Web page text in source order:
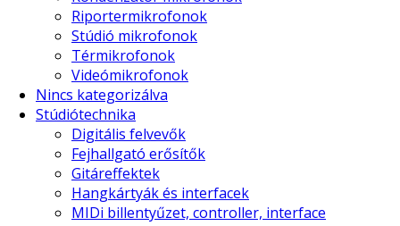
Riportermikrofonok
Stúdió mikrofonok
Térmikrofonok
Videómikrofonok
Nincs kategorizálva
Stúdiótechnika
Digitális felvevők
Fejhallgató erősítők
Gitáreffektek
Hangkártyák és interfacek
MIDi billentyűzet, controller, interface